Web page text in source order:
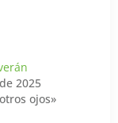
2025
ojos»